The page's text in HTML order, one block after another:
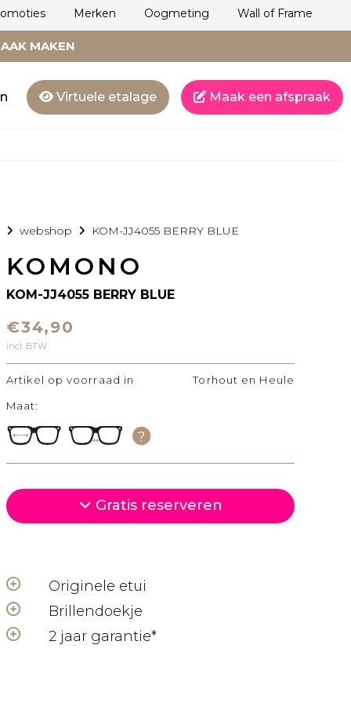
Merken Oogmeting Wall of Frame
MAKEN
Virtuele etalage Maak een afspraak
webshop KOM-JJ4055 BERRY BLUE
KOMONO
KOM-JJ4055 BERRY BLUE
€34,90
incl. BTW
Artikel op voorraad in Torhout en Heule
Maat:
Gratis reserveren
Originele etui
Brillendoekje
2 jaar garantie*